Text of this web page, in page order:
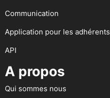
Communication
Application pour les adhérents
API
A propos
Qui sommes nous